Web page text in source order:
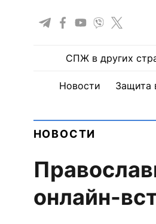
СПЖ в других
Новости Защита
НОВОСТИ
онлайн-